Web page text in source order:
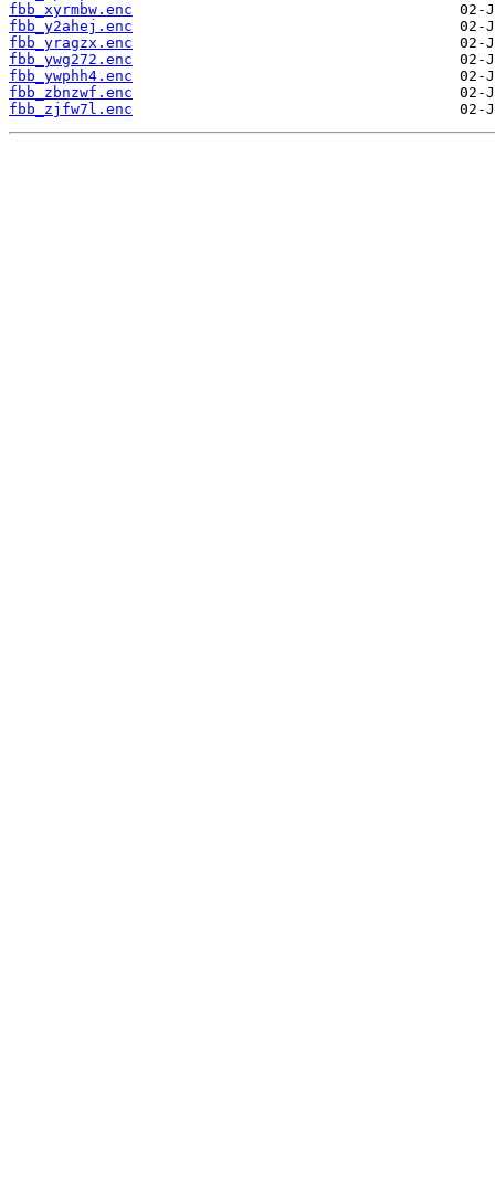
fbb_xyrmbw.enc
fbb_y2ahej.enc
fbb_yragzx.enc
fbb_ywg272.enc
fbb_ywphh4.enc
fbb_zbnzwf.enc
fbb_zjfw7l.enc